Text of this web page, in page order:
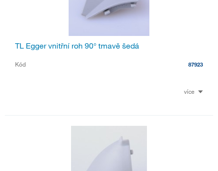
TL Egger vnitřní roh 90° tmavě šedá
Kód 87923
více